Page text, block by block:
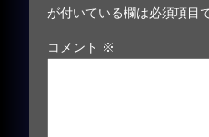
が付いている欄は必須項目
コメント ※